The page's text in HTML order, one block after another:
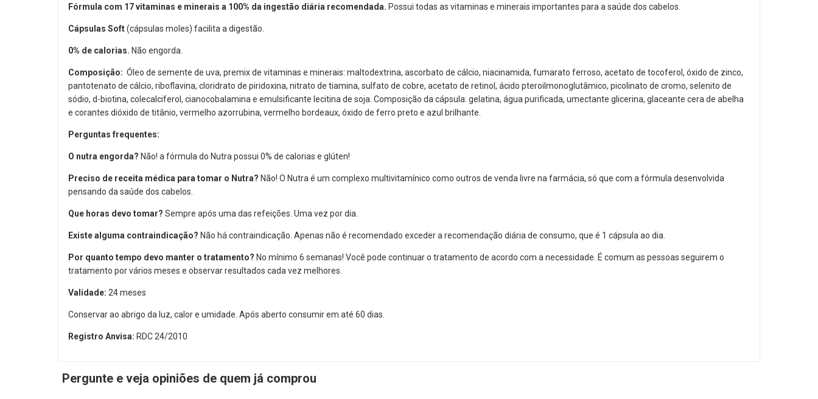
Fórmula com 17 vitaminas e minerais a 100% da ingestão diária recomendada. Possui todas as vitaminas e minerais importantes para a saúde dos cabelos.
Cápsulas Soft(cápsulas moles) facilita a digestão.
0% de calorias. Não engorda.
Composição: Óleo de semente de uva, premix de vitaminas e minerais: maltodextrina, ascorbato de cálcio, niacinamida, fumarato ferroso, acetato de tocoferol, óxido de zinco,
pantotenato de cálcio, riboflavina, cloridrato de piridoxina, nitrato de tiamina, sulfato de cobre, acetato de retinol, ácido pteroilmonoglutâmico, picolinato de cromo, selenito de
sódio, d-biotina, colecalciferol, cianocobalamina e emulsificante lecitina de soja. Composição da cápsula: gelatina, água purificada, umectante glicerina, glaceante cera de abelha
e corantes dióxido de titânio, vermelho azorrubina, vermelho bordeaux, óxido de ferro preto e azul brilhante.
Perguntas frequentes:
O nutra engorda? Não! a fórmula do Nutra possui 0% de calorias e glúten!
Preciso de receita médica para tomar o Nutra? Não! O Nutra é um complexo multivitamínico como outros de venda livre na farmácia, só que com a fórmula desenvolvida
pensando da saúde dos cabelos.
Que horas devo tomar? Sempre após uma das refeições. Uma vez por dia.
Existe alguma contraindicação? Não há contraindicação. Apenas não é recomendado exceder a recomendação diária de consumo, que é 1 cápsula ao dia.
Por quanto tempo devo manter o tratamento? No mínimo 6 semanas! Você pode continuar o tratamento de acordo com a necessidade. É comum as pessoas seguirem o
tratamento por vários meses e observar resultados cada vez melhores.
Validade: 24 meses
Conservar ao abrigo da luz, calor e umidade. Após aberto consumir em até 60 dias.
Registro Anvisa: RDC 24/2010
Pergunte e veja opiniões de quem já comprou